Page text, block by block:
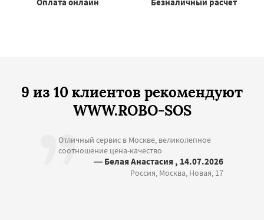
9 из 10 клиентов рекомендуют
WWW.ROBO-SOS
Отличный сервис в Москве, великолепное
соотношение цена-качество
— Белая Анастасия , 14.07.2026
Россия, Москва, Новая, 17